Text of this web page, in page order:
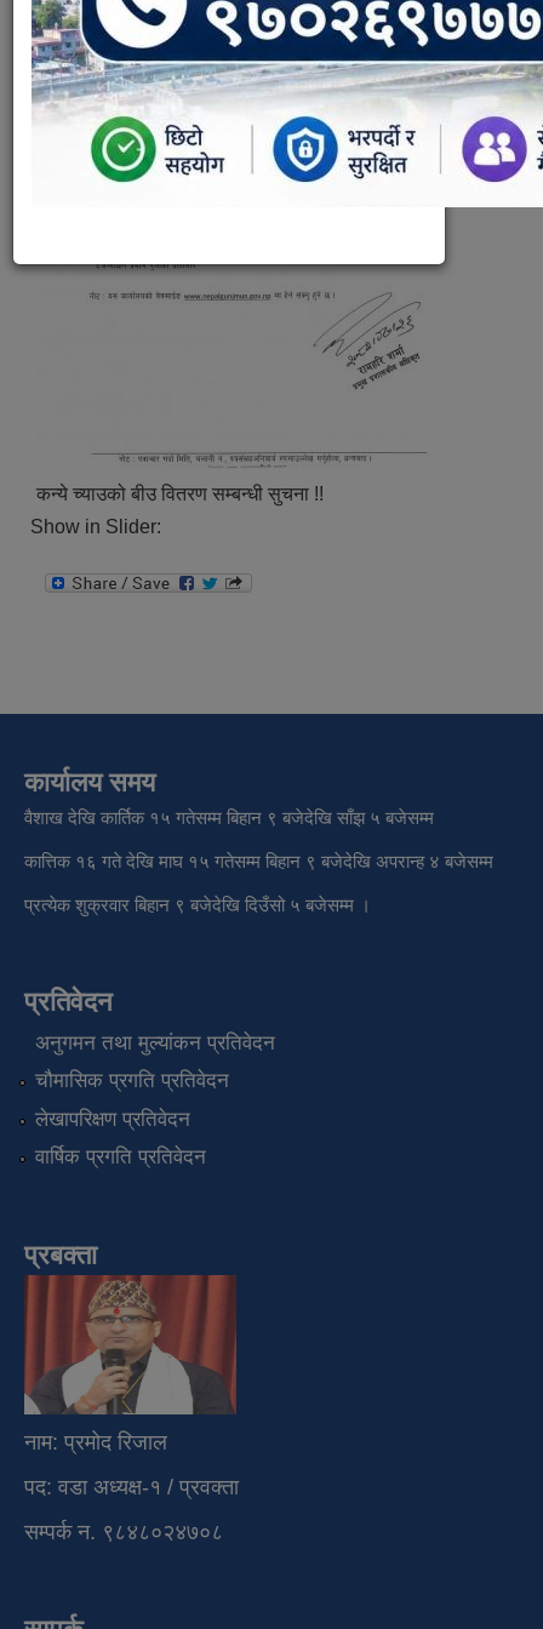
कन्ये च्याउको बीउ वितरण सम्बन्धी सुचना !!
Show in Slider:
कार्यालय समय
वैशाख देखि कार्तिक १५ गतेसम्म बिहान ९ बजेदेखि साँझ ५ बजेसम्म
कात्तिक १६ गते देखि माघ १५ गतेसम्म बिहान ९ बजेदेखि अपरान्ह ४ बजेसम्म
प्रत्येक शुक्रवार बिहान ९ बजेदेखि दिउँसो ५ बजेसम्म ।
प्रतिवेदन
अनुगमन तथा मुल्यांकन प्रतिवेदन
चौमासिक प्रगति प्रतिवेदन
लेखापरिक्षण प्रतिवेदन
वार्षिक प्रगति प्रतिवेदन
प्रबक्ता
नाम: प्रमोद रिजाल
पद: वडा अध्यक्ष-१ / प्रवक्ता
सम्पर्क न. ९८४८०२४७०८